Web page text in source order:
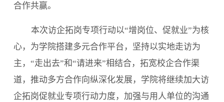
合作共赢。
本次访企拓岗专项行动以“增岗位、促就业”为核
心，为学院搭建多元合作平台，坚持以实地走访为
主，“走出去”和“请进来”相结合，拓宽校企合作渠
道，推动多方合作向纵深化发展，学院将继续加大访
企拓岗促就业专项行动力度，加强与用人单位的沟通